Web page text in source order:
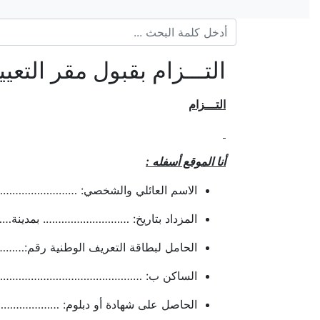
التـــزام بقبول مقر
التـــزام
أنا الموقع أسفله :
الاسم العائلي والشخصي:
المزداد بتاريخ: ……………………….
الحامل لبطاقة التعريف الوطنية
الساكن ب:
الحاصل على شهادة أو دبلوم: